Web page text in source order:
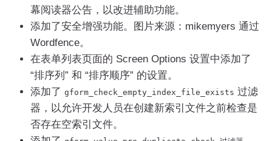
幕阅读器公告，以改进辅助功能。
添加了安全增强功能。图片来源：mikemyers 通过
Wordfence。
在表单列表页面的 Screen Options 设置中添加了
“排序列” 和 “排序顺序” 的设置。
添加了 gform_check_empty_index_file_exists 过滤
器，以允许开发人员在创建新索引文件之前检查是
否存在空索引文件。